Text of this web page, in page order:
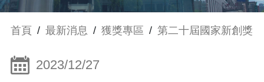
首頁 / 最新消息 / 獲獎專區 / 第二十屆國家新創獎
2023/12/27